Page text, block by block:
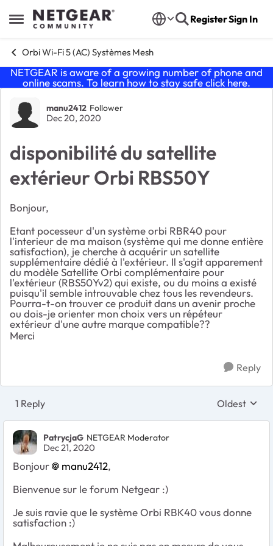
Open Side Menu
Skip to content RegisterSign In
Orbi Wi-Fi 5 (AC) Systèmes Mesh
NETGEAR is aware of a growing number of phone and
online scams. To learn how to stay safe click here.
Forum Discussion
manu2412 Follower
Dec 20, 2020
disponibilité du satellite
extérieur Orbi RBS50Y
Bonjour,
Etant pocesseur d'un système orbi RBR40 pour
l'interieur de ma maison (système qui me donne entière
satisfaction), je cherche à acquérir un satellite
supplémentaire dédié à l'extérieur. Il s'agit apparement
du modèleSatellite Orbi complémentaire pour
l'extérieur (RBS50Yv2) qui existe, ou du moins a existé
puisqu'il semble introuvable chez tous les revendeurs.
Pourra-t-on trouver ce produit dans un avenir proche
ou dois-je orienter mon choix vers un répéteur
extérieur d'une autre marque compatible??
Merci
Reply
1 Reply Replies
Oldest
PatrycjaG NETGEAR Moderator
Dec 21, 2020
Bonjour manu2412,
Bienvenue sur le forum Netgear :)
Je suis ravie que le système Orbi RBK40 vous donne
satisfaction :)